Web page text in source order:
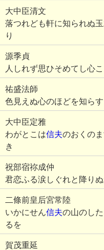
大中臣清文
落つれども軒に知られぬ
り
源季貞
人しれず思ひそめてし心
祐盛法師
色見えぬ心のほどを知ら
大中臣定雅
わがとこは信夫のおくの
き
祝部宿祢成仲
君恋ふる涙しぐれと降り
二條前皇后宮常陸
いかにせん信夫の山のし
るを
賀茂重延